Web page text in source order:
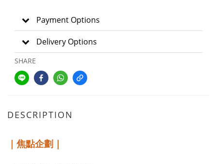
Payment Options
Delivery Options
SHARE
DESCRIPTION
｜焦點企劃｜